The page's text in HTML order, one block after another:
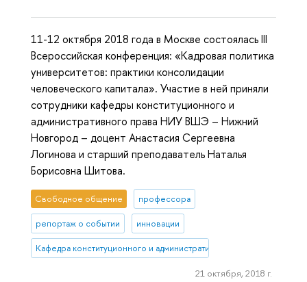
11-12 октября 2018 года в Москве состоялась III
Всероссийская конференция: «Кадровая политика
университетов: практики консолидации
человеческого капитала». Участие в ней приняли
сотрудники кафедры конституционного и
административного права НИУ ВШЭ – Нижний
Новгород – доцент Анастасия Сергеевна
Логинова и старший преподаватель Наталья
Борисовна Шитова.
Свободное общение профессора
репортаж о событии инновации
Кафедра конституционного и административного права (Нижний
21 октября, 2018 г.